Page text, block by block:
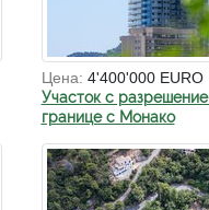
Цена: 4'400'000 EURO
Участок с
границе с Монако